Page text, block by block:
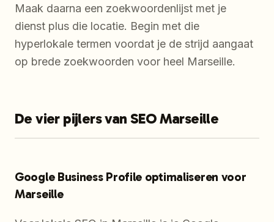
Maak daarna een zoekwoordenlijst met je
dienst plus die locatie. Begin met die
hyperlokale termen voordat je de strijd aangaat
op brede zoekwoorden voor heel Marseille.
De vier pijlers van SEO Marseille
Google Business Profile optimaliseren voor
Marseille